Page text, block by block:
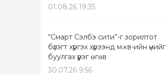
01.08.26 19:35
“Смарт Сэлбэ сити”-г зорилтот
бүлэгт хүргэх хүрээнд м.кв-ийн үнийг
буулгах үүрэг өгөв
30.07.26 9:56